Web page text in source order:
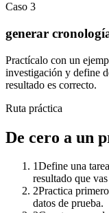
Caso 3
generar
Practícalo con un
investigación y define
resultado es correcto.
Ruta práctica
De cero a un
1Define una
resultado que
2Practica
datos de prueba.